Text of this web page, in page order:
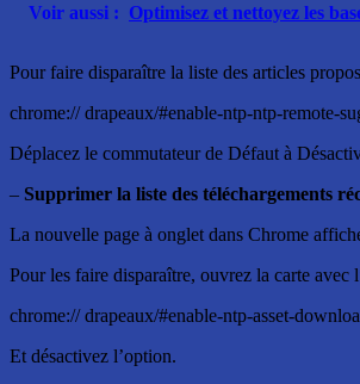
Voir aussi : Optimisez et nettoyez les
Pour faire disparaître la liste des articles
chrome:// drapeaux/#enable-ntp-ntp-remote-
Déplacez le commutateur de Défaut à
– Supprimer la liste des téléchargements
La nouvelle page à onglet dans Chrome
Pour les faire disparaître, ouvrez la carte avec
chrome:// drapeaux/#enable-ntp-asset-
Et désactivez l’option.